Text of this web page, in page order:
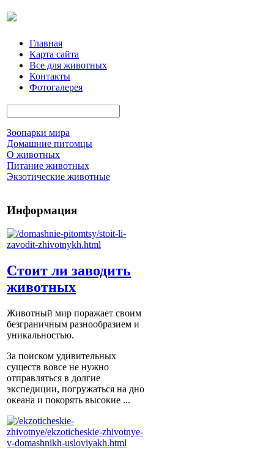
Главная
Карта сайта
Все для животных
Контакты
Фотогалерея
Зоопарки мира
Домашние питомцы
О животных
Питание животных
Экзотические животные
Информация
Стоит ли заводить
животных
Животный мир поражает своим
безграничным разнообразием и
уникальностью.
За поиском удивительных
существ вовсе не нужно
отправляться в долгие
экспедиции, погружаться на дно
океана и покорять высокие ...